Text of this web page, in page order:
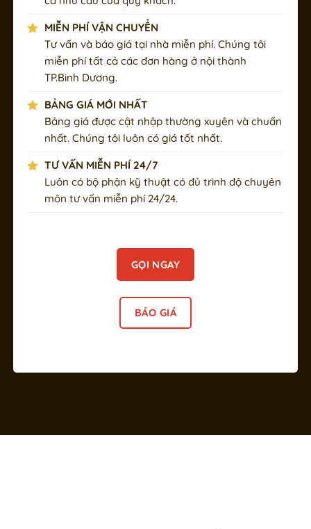
MIỄN PHÍ VẬN CHUYỂN
Tư vấn và báo giá tại nhà miễn phí. Chúng tôi
miễn phí tất cả các đơn hàng ở nội thành
TP.Binh Dương.
BẢNG GIÁ MỚI NHẤT
Bảng giá được cật nhập thường xuyên và chuẩn
nhất. Chúng tôi luôn có giá tốt nhất.
TƯ VẤN MIỄN PHÍ 24/7
Luôn có bộ phận kỹ thuật có đủ trình độ chuyên
môn tư vấn miễn phí 24/24.
GỌI NGAY
BÁO GIÁ